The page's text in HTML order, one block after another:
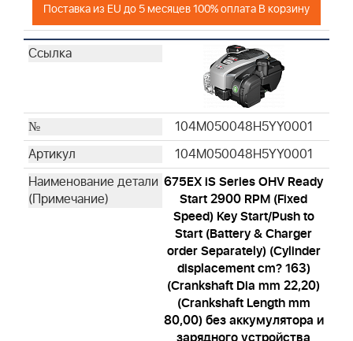
Поставка из EU до 5 месяцев 100% оплата В корзину
104M050048H5YY0001
104M050048H5YY0001
675EX iS Series OHV Ready
Start 2900 RPM (Fixed
Speed) Key Start/Push to
Start (Battery & Charger
order Separately) (Cylinder
displacement cm? 163)
(Crankshaft Dia mm 22,20)
(Crankshaft Length mm
80,00) без аккумулятора и